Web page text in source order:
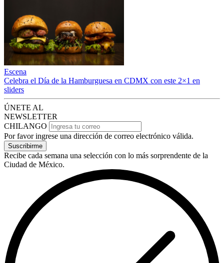
Escena
Celebra el Día de la Hamburguesa en CDMX con este 2×1 en
sliders
ÚNETE AL
NEWSLETTER
CHILANGO
Por favor ingrese una dirección de correo electrónico válida.
Suscribirme
Recibe cada semana una selección con lo más sorprendente de la
Ciudad de México.